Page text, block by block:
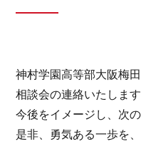
神村学園高等部大阪梅
相談会の連絡いたしま
今後をイメージし、次
是非、勇気ある一歩を